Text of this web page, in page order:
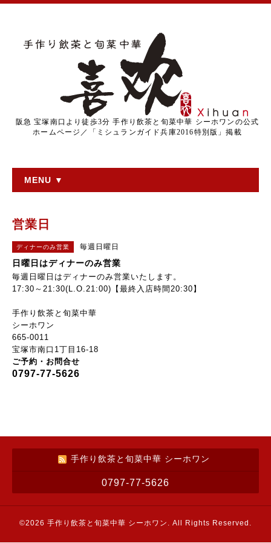
阪急 宝塚南口より徒歩3分 手作り飲茶と旬菜中華 シーホワンの公式
ホームページ／「ミシュランガイド兵庫2016特別版」掲載
MENU ▼
営業日
ディナーのみ営業 毎週日曜日
日曜日はディナーのみ営業
毎週日曜日はディナーのみ営業いたします。
17:30～21:30(L.O.21:00)【最終入店時間20:30】
手作り飲茶と旬菜中華
シーホワン
665-0011
宝塚市南口1丁目16-18
ご予約・お問合せ
0797-77-5626
手作り飲茶と旬菜中華 シーホワン
0797-77-5626
©2026 手作り飲茶と旬菜中華 シーホワン . All Rights Reserved.